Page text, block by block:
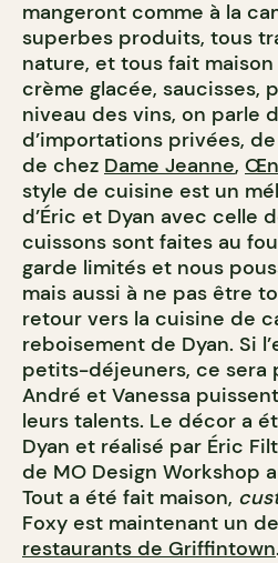
mangeront comme à la
superbes produits, tous
nature, et tous fait
crème glacée, saucisses,
niveau des vins, on parle
d’importations privées,
de chez Dame Jeanne,
style de cuisine est un
d’Éric et Dyan avec celle
cuissons sont faites au
garde limités et nous
mais aussi à ne pas être
retour vers la cuisine de
reboisement de Dyan. Si
petits-déjeuners, ce sera
André et Vanessa
leurs talents. Le décor a
Dyan et réalisé par Éric
de MO Design Workshop
Tout a été fait maison,
Foxy est maintenant un
restaurants de Griffintown.